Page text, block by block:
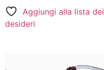
Aggiungi alla lista dei
desideri